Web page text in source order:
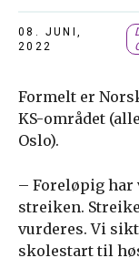
08. JUNI,
2022
Formelt er
KS-området
Oslo).
– Foreløpig har
streiken.
vurderes. Vi
skolestart til